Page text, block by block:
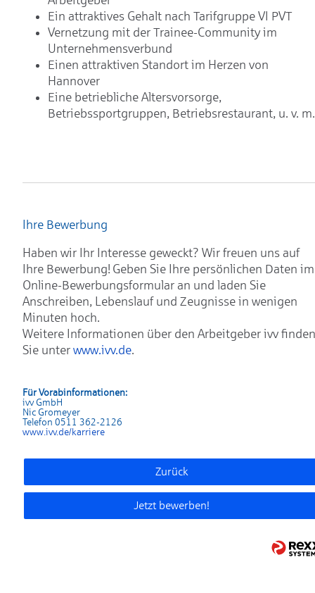
Ein attraktives Gehalt nach Tarifgruppe VI PVT
Vernetzung mit der Trainee-Community im
Unternehmensverbund
Einen attraktiven Standort im Herzen von
Hannover
Eine betriebliche Altersvorsorge,
Betriebssportgruppen, Betriebsrestaurant, u. v. m.
Ihre Bewerbung
Haben wir Ihr Interesse geweckt? Wir freuen uns auf
Ihre Bewerbung! Geben Sie Ihre persönlichen Daten im
Online-Bewerbungsformular an und laden Sie
Anschreiben, Lebenslauf und Zeugnisse in wenigen
Minuten hoch.
Weitere Informationen über den Arbeitgeber ivv finden
Sie unter www.ivv.de.
Für Vorabinformationen:
ivv GmbH
Nic Gromeyer
Telefon 0511 362-2126
www.ivv.de/karriere
Zurück
Jetzt bewerben!